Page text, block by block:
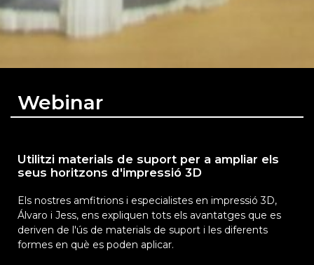
Webinar
Utilitzi materials de suport per a ampliar els
seus horitzons d'impressió 3D
Els nostres amfitrions i especialistes en impressió 3D,
Álvaro i Jess, ens expliquen tots els avantatges que es
deriven de l'ús de materials de suport i les diferents
formes en què es poden aplicar.